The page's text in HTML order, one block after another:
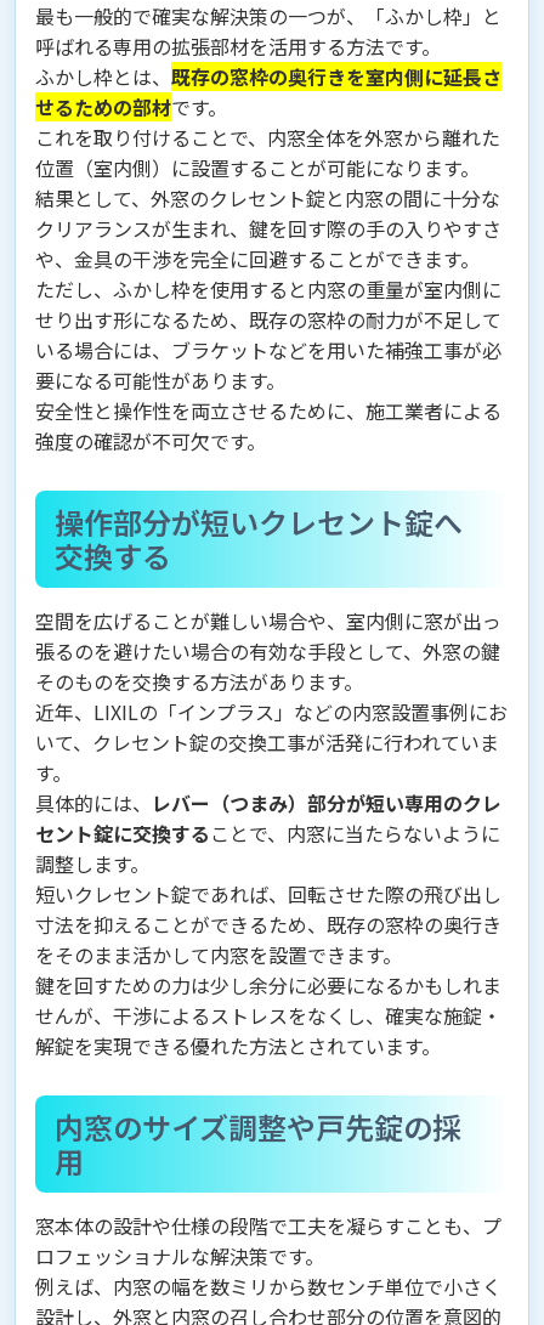
最も一般的で確実な解決策の一つが、「ふかし枠」と
呼ばれる専用の拡張部材を活用する方法です。
ふかし枠とは、 既存の窓枠の奥行きを室内側に延長さ
せるための部材です。
これを取り付けることで、内窓全体を外窓から離れた
位置（室内側）に設置することが可能になります。
結果として、外窓のクレセント錠と内窓の間に十分な
クリアランスが生まれ、鍵を回す際の手の入りやすさ
や、金具の干渉を完全に回避することができます。
ただし、ふかし枠を使用すると内窓の重量が室内側に
せり出す形になるため、既存の窓枠の耐力が不足して
いる場合には、ブラケットなどを用いた補強工事が必
要になる可能性があります。
安全性と操作性を両立させるために、施工業者による
強度の確認が不可欠です。
操作部分が短いクレセント錠へ
交換する
空間を広げることが難しい場合や、室内側に窓が出っ
張るのを避けたい場合の有効な手段として、外窓の鍵
そのものを交換する方法があります。
近年、LIXILの「インプラス」などの内窓設置事例にお
いて、クレセント錠の交換工事が活発に行われていま
す。
具体的には、 レバー（つまみ）部分が短い専用のクレ
セント錠に交換する ことで、内窓に当たらないように
調整します。
短いクレセント錠であれば、回転させた際の飛び出し
寸法を抑えることができるため、既存の窓枠の奥行き
をそのまま活かして内窓を設置できます。
鍵を回すための力は少し余分に必要になるかもしれま
せんが、干渉によるストレスをなくし、確実な施錠・
解錠を実現できる優れた方法とされています。
内窓のサイズ調整や戸先錠の採
用
窓本体の設計や仕様の段階で工夫を凝らすことも、プ
ロフェッショナルな解決策です。
例えば、内窓の幅を数ミリから数センチ単位で小さく
設計し、外窓と内窓の召し合わせ部分の位置を意図的